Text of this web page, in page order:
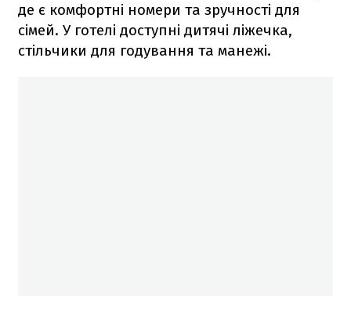
де є комфортні номери та зручності для
сімей. У готелі доступні дитячі ліжечка,
стільчики для годування та манежі.